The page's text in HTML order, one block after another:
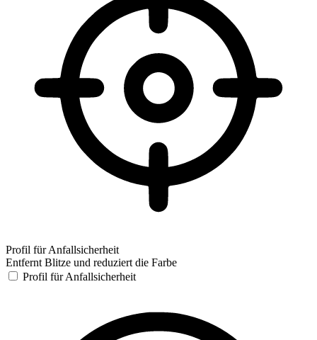
Profil für Anfallsicherheit
Entfernt Blitze und reduziert die Farbe
Profil für Anfallsicherheit